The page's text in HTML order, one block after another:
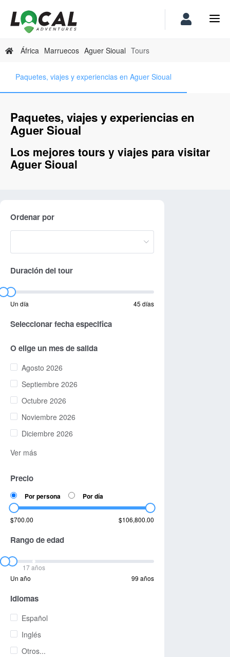
África Marruecos Aguer Sioual Tours
Paquetes, viajes y experiencias en Aguer Sioual
Paquetes, viajes y experiencias en
Aguer Sioual
Los mejores tours y viajes para visitar
Aguer Sioual
Ordenar por
Duración del tour
Un día 45 días
Seleccionar fecha especifica
O elige un mes de salida
Agosto 2026
Septiembre 2026
Octubre 2026
Noviembre 2026
Diciembre 2026
Ver más
Precio
Por persona Por día
$700.00 $106,800.00
Rango de edad
17 años
Un año
99 años
Idiomas
Español
Inglés
Otros...